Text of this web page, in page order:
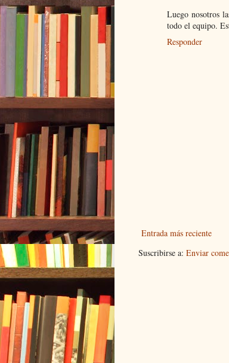
Luego nosotros
todo el equipo.
Responder
Entrada más reciente
Suscribirse a: Enviar